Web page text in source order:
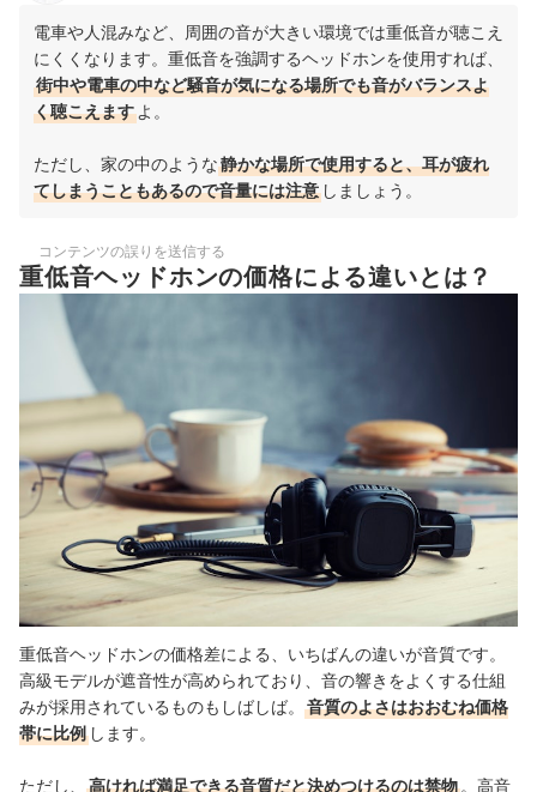
電車や人混みなど、周囲の音が大きい環境では重低音が聴こえ
にくくなります。重低音を強調するヘッドホンを使用すれば、
街中や電車の中など騒音が気になる場所でも音がバランスよ
く聴こえます よ。
ただし、家の中のような静かな場所で使用すると、耳が疲れ
てしまうこともあるので音量には注意 しましょう。
コンテンツの誤りを送信する
重低音ヘッドホンの価格による違いとは？
重低音ヘッドホンの価格差による、いちばんの違いが音質です。
高級モデルが遮音性が高められており、音の響きをよくする仕組
みが採用されているものもしばしば。
音質のよさはおおむね価格
帯に比例 します。
ただし、 高ければ満足できる音質だと決めつけるのは禁物 。高音